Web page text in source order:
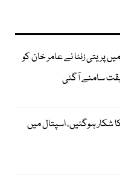
پریتی زنٹا نے عامر خان کو
سامنے آگئی
شکار ہوگئیں، اسپتال میں